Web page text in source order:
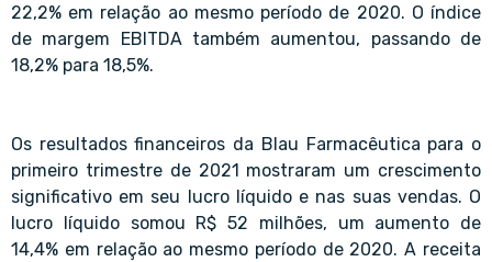
22,2% em relação ao mesmo período de 2020. O índice
de margem EBITDA também aumentou, passando de
18,2% para 18,5%.
Os resultados financeiros da Blau Farmacêutica para o
primeiro trimestre de 2021 mostraram um crescimento
significativo em seu lucro líquido e nas suas vendas. O
lucro líquido somou R$ 52 milhões, um aumento de
14,4% em relação ao mesmo período de 2020. A receita